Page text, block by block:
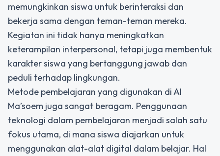
memungkinkan siswa untuk berinteraksi dan
bekerja sama dengan teman-teman mereka.
Kegiatan ini tidak hanya meningkatkan
keterampilan interpersonal, tetapi juga membentuk
karakter siswa yang bertanggung jawab dan
peduli terhadap lingkungan.
Metode pembelajaran yang digunakan di Al
Ma’soem juga sangat beragam. Penggunaan
teknologi dalam pembelajaran menjadi salah satu
fokus utama, di mana siswa diajarkan untuk
menggunakan alat-alat digital dalam belajar. Hal